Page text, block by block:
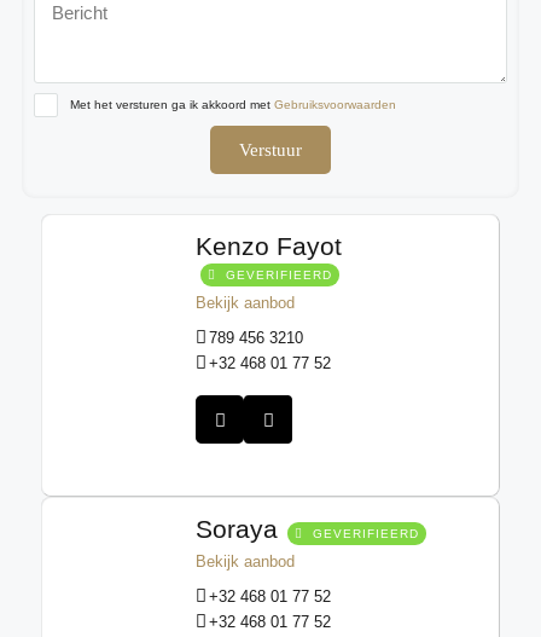
Met het versturen ga ik akkoord met Gebruiksvoorwaarden
Verstuur
Kenzo Fayot
GEVERIFIEERD
Bekijk aanbod
789 456 3210
+32 468 01 77 52
Soraya GEVERIFIEERD
Bekijk aanbod
+32 468 01 77 52
+32 468 01 77 52